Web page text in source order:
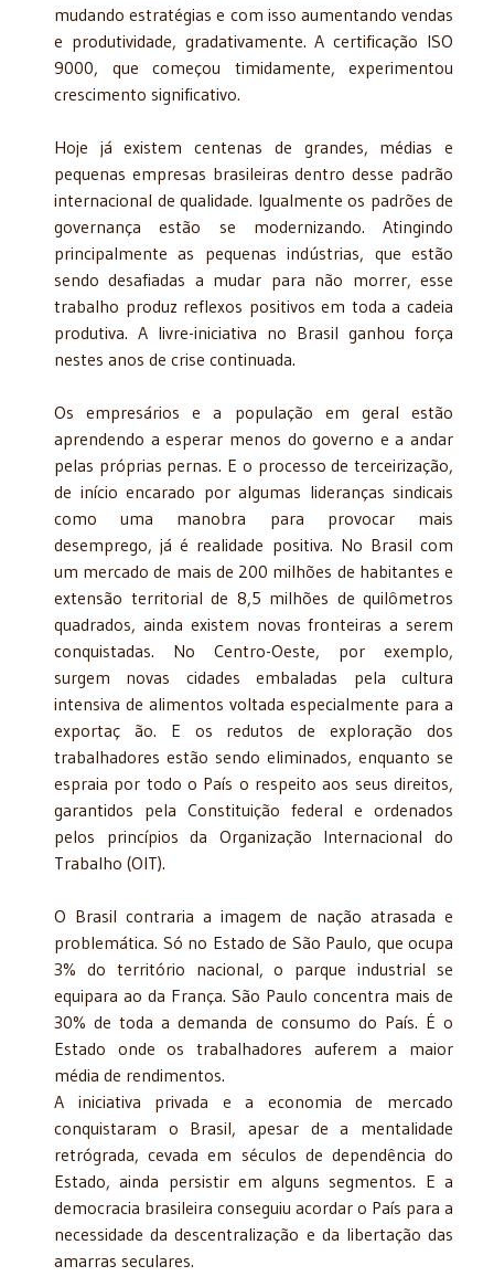
mudando estratégias e com isso aumentando vendas
e produtividade, gradativamente. A certificação ISO
9000, que começou timidamente, experimentou
crescimento significativo.
Hoje já existem centenas de grandes, médias e
pequenas empresas brasileiras dentro desse padrão
internacional de qualidade. Igualmente os padrões de
governança estão se modernizando. Atingindo
principalmente as pequenas indústrias, que estão
sendo desafiadas a mudar para não morrer, esse
trabalho produz reflexos positivos em toda a cadeia
produtiva. A livre-iniciativa no Brasil ganhou força
nestes anos de crise continuada.
Os empresários e a população em geral estão
aprendendo a esperar menos do governo e a andar
pelas próprias pernas. E o processo de terceirização,
de início encarado por algumas lideranças sindicais
como uma manobra para provocar mais
desemprego, já é realidade positiva. No Brasil com
um mercado de mais de 200 milhões de habitantes e
extensão territorial de 8,5 milhões de quilômetros
quadrados, ainda existem novas fronteiras a serem
conquistadas. No Centro-Oeste, por exemplo,
surgem novas cidades embaladas pela cultura
intensiva de alimentos voltada especialmente para a
exportaç ão. E os redutos de exploração dos
trabalhadores estão sendo eliminados, enquanto se
espraia por todo o País o respeito aos seus direitos,
garantidos pela Constituição federal e ordenados
pelos princípios da Organização Internacional do
Trabalho (OIT).
O Brasil contraria a imagem de nação atrasada e
problemática. Só no Estado de São Paulo, que ocupa
3% do território nacional, o parque industrial se
equipara ao da França. São Paulo concentra mais de
30% de toda a demanda de consumo do País. É o
Estado onde os trabalhadores auferem a maior
média de rendimentos.
A iniciativa privada e a economia de mercado
conquistaram o Brasil, apesar de a mentalidade
retrógrada, cevada em séculos de dependência do
Estado, ainda persistir em alguns segmentos. E a
democracia brasileira conseguiu acordar o País para a
necessidade da descentralização e da libertação das
amarras seculares.